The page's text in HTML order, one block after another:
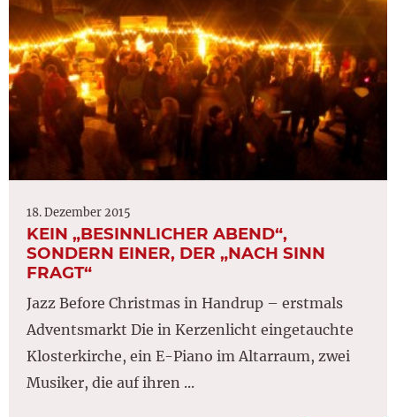
18. Dezember 2015
KEIN „BESINNLICHER ABEND“,
SONDERN EINER, DER „NACH SINN
FRAGT“
Jazz Before Christmas in Handrup – erstmals
Adventsmarkt Die in Kerzenlicht eingetauchte
Klosterkirche, ein E-Piano im Altarraum, zwei
Musiker, die auf ihren ...